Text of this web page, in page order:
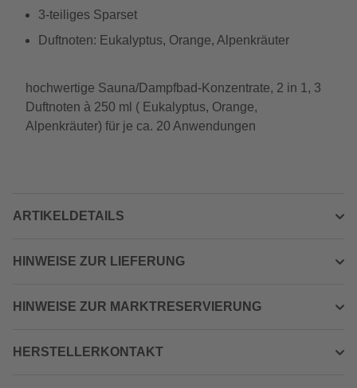
3-teiliges Sparset
Duftnoten: Eukalyptus, Orange, Alpenkräuter
hochwertige Sauna/Dampfbad-Konzentrate, 2 in 1, 3
Duftnoten à 250 ml ( Eukalyptus, Orange,
Alpenkräuter) für je ca. 20 Anwendungen
ARTIKELDETAILS
HINWEISE ZUR LIEFERUNG
HINWEISE ZUR MARKTRESERVIERUNG
HERSTELLERKONTAKT